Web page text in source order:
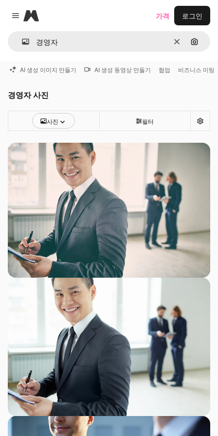
Close menu
Magnific
지우기이미지
가격 로그인
AI 생성 이미지 만들기 AI 생성 동영상 만들기 협업 비즈니스 미팅
경영자 사진
사진 필터